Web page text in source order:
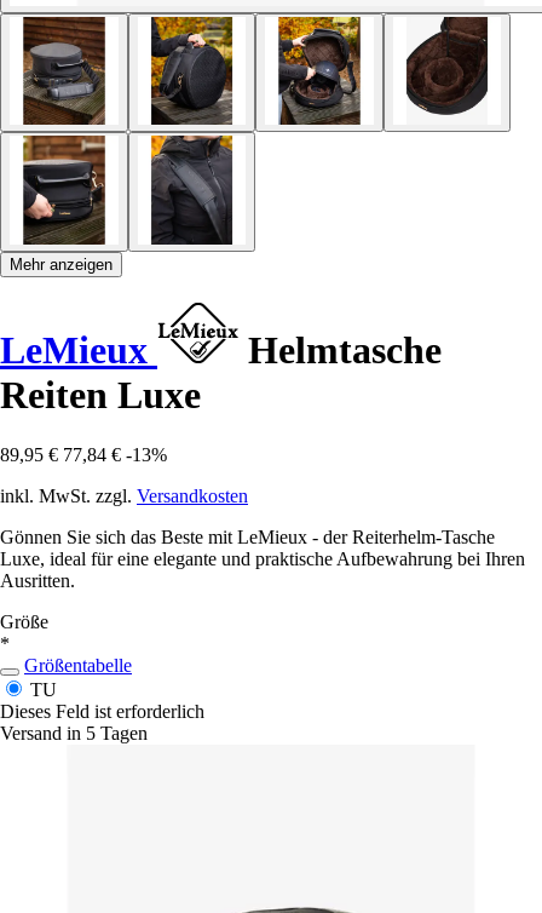
Mehr anzeigen
LeMieux
Helmtasche
Reiten Luxe
89,95 € 77,84 € -13%
inkl. MwSt. zzgl. Versandkosten
Gönnen Sie sich das Beste mit LeMieux - der Reiterhelm-Tasche
Luxe, ideal für eine elegante und praktische Aufbewahrung bei Ihren
Ausritten.
Größe
*
Größentabelle
TU
Dieses Feld ist erforderlich
Versand in 5 Tagen